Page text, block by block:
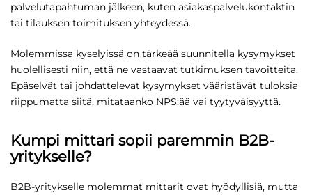
palvelutapahtuman jälkeen, kuten asiakaspalvelukontaktin
tai tilauksen toimituksen yhteydessä.
Molemmissa kyselyissä on tärkeää suunnitella kysymykset
huolellisesti niin, että ne vastaavat tutkimuksen tavoitteita.
Epäselvät tai johdattelevat kysymykset vääristävät tuloksia
riippumatta siitä, mitataanko NPS:ää vai tyytyväisyyttä.
Kumpi mittari sopii paremmin B2B-
yritykselle?
B2B-yritykselle molemmat mittarit ovat hyödyllisiä, mutta